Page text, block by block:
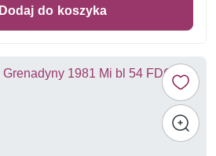
Dodaj do koszyka